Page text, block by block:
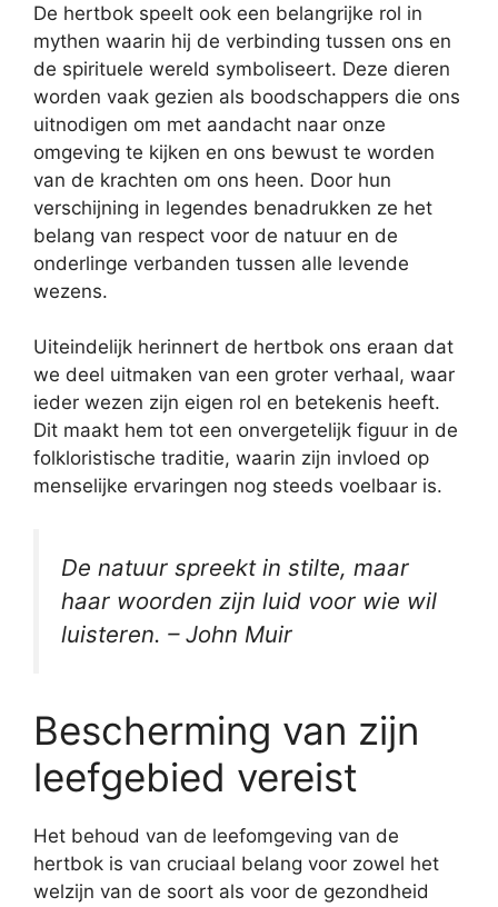
De hertbok speelt ook een belangrijke rol in
mythen waarin hij de verbinding tussen ons en
de spirituele wereld symboliseert. Deze dieren
worden vaak gezien als boodschappers die ons
uitnodigen om met aandacht naar onze
omgeving te kijken en ons bewust te worden
van de krachten om ons heen. Door hun
verschijning in legendes benadrukken ze het
belang van respect voor de natuur en de
onderlinge verbanden tussen alle levende
wezens.
Uiteindelijk herinnert de hertbok ons eraan dat
we deel uitmaken van een groter verhaal, waar
ieder wezen zijn eigen rol en betekenis heeft.
Dit maakt hem tot een onvergetelijk figuur in de
folkloristische traditie, waarin zijn invloed op
menselijke ervaringen nog steeds voelbaar is.
De natuur spreekt in stilte, maar
haar woorden zijn luid voor wie wil
luisteren. – John Muir
Bescherming van zijn
leefgebied vereist
Het behoud van de leefomgeving van de
hertbok is van cruciaal belang voor zowel het
welzijn van de soort als voor de gezondheid